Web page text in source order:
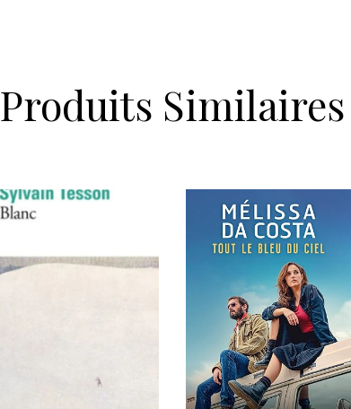
Produits Similaires